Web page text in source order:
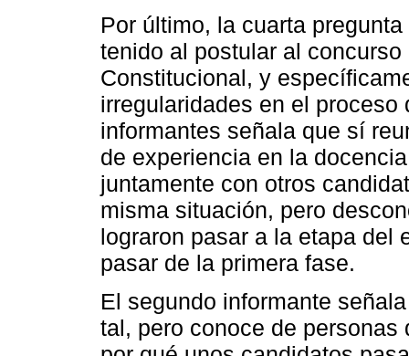
Por último, la cuarta
tenido al postular al
Constitucional, y
irregularidades en el
informantes señala que sí
de experiencia en la
juntamente con otros
misma situación, pero
lograron pasar a la etapa del
pasar de la primera fase.
El segundo informante
tal, pero conoce de